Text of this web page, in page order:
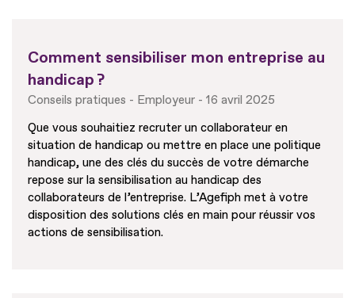
Comment sensibiliser mon entreprise au
handicap ?
Conseils pratiques Employeur
16 avril 2025
Que vous souhaitiez recruter un collaborateur en
situation de handicap ou mettre en place une politique
handicap, une des clés du succès de votre démarche
repose sur la sensibilisation au handicap des
collaborateurs de l’entreprise. L’Agefiph met à votre
disposition des solutions clés en main pour réussir vos
actions de sensibilisation.